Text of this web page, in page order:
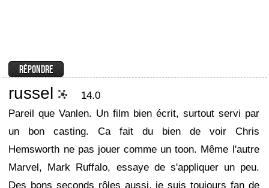
russel
14.0
Pareil que Vanlen. Un film bien écrit, surtout servi par
un bon casting. Ca fait du bien de voir Chris
Hemsworth ne pas jouer comme un toon. Même l'autre
Marvel, Mark Ruffalo, essaye de s'appliquer un peu.
Des bons seconds rôles aussi, je suis toujours fan de